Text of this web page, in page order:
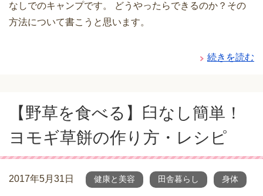
なしでのキャンプです。 どうやったらできるのか？その
方法について書こうと思います。
続きを読む
【野草を食べる】臼なし簡単！
ヨモギ草餅の作り方・レシピ
2017年5月31日 健康と美容 田舎暮らし 身体